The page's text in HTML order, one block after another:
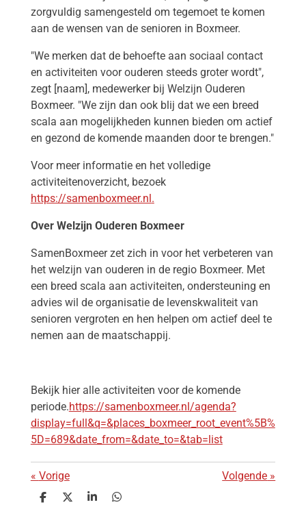
zorgvuldig samengesteld om tegemoet te komen
aan de wensen van de senioren in Boxmeer.
"We merken dat de behoefte aan sociaal contact
en activiteiten voor ouderen steeds groter wordt",
zegt [naam], medewerker bij Welzijn Ouderen
Boxmeer. "We zijn dan ook blij dat we een breed
scala aan mogelijkheden kunnen bieden om actief
en gezond de komende maanden door te brengen."
Voor meer informatie en het volledige
activiteitenoverzicht, bezoek
https://samenboxmeer.nl .
Over Welzijn Ouderen Boxmeer
SamenBoxmeerzet zich in voor het verbeteren van
het welzijn van ouderen in de regio Boxmeer. Met
een breed scala aan activiteiten, ondersteuning en
advies wil de organisatie de levenskwaliteit van
senioren vergroten en hen helpen om actief deel te
nemen aan de maatschappij.
Bekijk hier alle activiteiten voor de komende
periode.https://samenboxmeer.nl/agenda?
display=full&q=&places_boxmeer_root_event%5B%
5D=689&date_from=&date_to=&tab=list
« Vorige Volgende »
D
D
S
D